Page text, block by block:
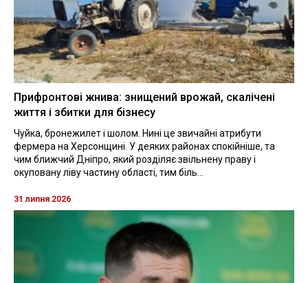
Прифронтові жнива: знищений врожай, скалічені
життя і збитки для бізнесу
Чуйка, бронежилет і шолом. Нині це звичайні атрибути
фермера на Херсонщині. У деяких районах спокійніше, та
чим ближчий Дніпро, який розділяє звільнену праву і
окуповану ліву частину області, тим біль...
31 липня 2026